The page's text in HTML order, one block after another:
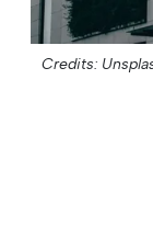
Credits: